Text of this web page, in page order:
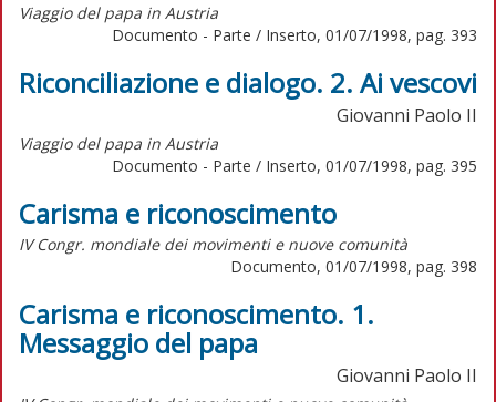
Viaggio del papa in Austria
Documento - Parte / Inserto, 01/07/1998, pag. 393
Riconciliazione e dialogo. 2. Ai vescovi
Giovanni Paolo II
Viaggio del papa in Austria
Documento - Parte / Inserto, 01/07/1998, pag. 395
Carisma e riconoscimento
IV Congr. mondiale dei movimenti e nuove comunità
Documento, 01/07/1998, pag. 398
Carisma e riconoscimento. 1.
Messaggio del papa
Giovanni Paolo II